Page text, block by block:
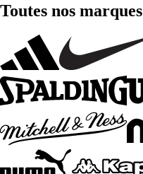
Toutes nos marques